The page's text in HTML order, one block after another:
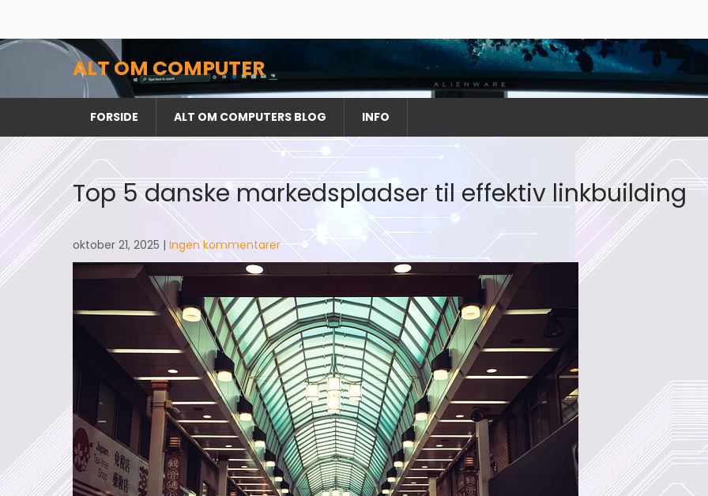
content
ALT OM COMPUTER
FORSIDE ALT OM COMPUTERS BLOG INFO
Top 5 danske markedspladser til effektiv linkbuilding
oktober 21, 2025 | Ingen kommentarer